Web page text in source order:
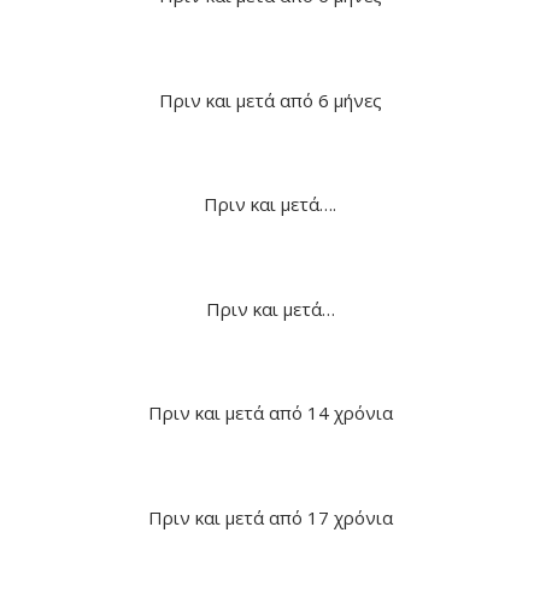
Πριν και μετά από 6 μήνες
Πριν και μετά….
Πριν και μετά…
Πριν και μετά από 14 χρόνια
Πριν και μετά από 17 χρόνια